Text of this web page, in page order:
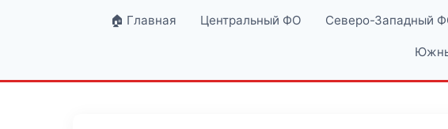
🏠 Главная Центральный ФО Северо-Западный